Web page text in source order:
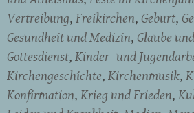
Vertreibung Freikirchen Geburt
Gesundheit und Medizin Glaube
Gottesdienst Kinder- und
Kirchengeschichte Kirchenmusik
Konfirmation Krieg und Frieden